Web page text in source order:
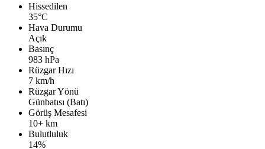
Hissedilen
35°C
Hava Durumu
Açık
Basınç
983 hPa
Rüzgar Hızı
7 km/h
Rüzgar Yönü
Günbatısı (Batı)
Görüş Mesafesi
10+ km
Bulutluluk
14%